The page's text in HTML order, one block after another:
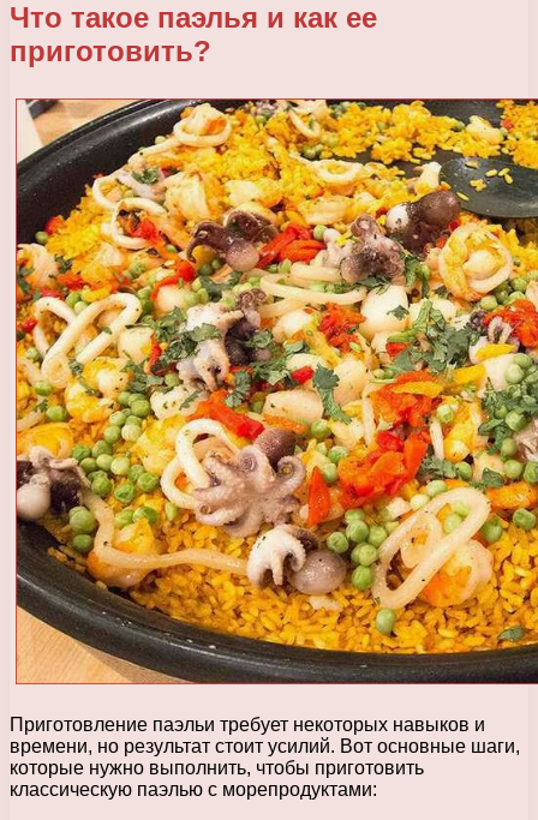
Что такое паэлья и как ее
приготовить?
Приготовление паэльи требует некоторых навыков и
времени, но результат стоит усилий. Вот основные шаги,
которые нужно выполнить, чтобы приготовить
классическую паэлью с морепродуктами: